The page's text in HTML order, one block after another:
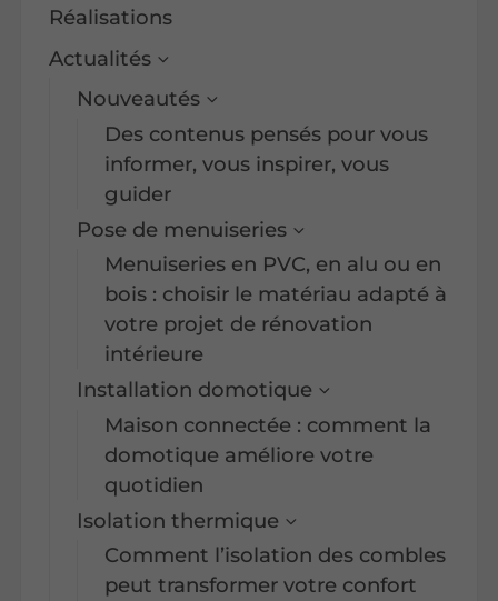
Réalisations
Actualités
Nouveautés
Des contenus pensés pour vous
informer, vous inspirer, vous
guider
Pose de menuiseries
Menuiseries en PVC, en alu ou en
bois : choisir le matériau adapté à
votre projet de rénovation
intérieure
Installation domotique
Maison connectée : comment la
domotique améliore votre
quotidien
Isolation thermique
Comment l’isolation des combles
peut transformer votre confort